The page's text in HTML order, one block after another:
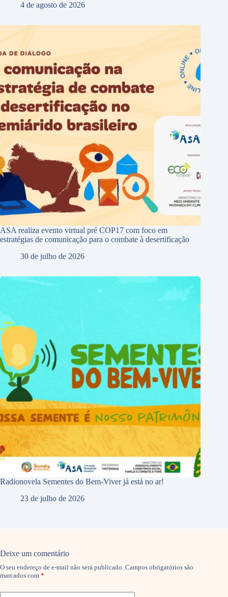
4 de agosto de 2026
ASA realiza evento virtual pré COP17 com foco em
estratégias de comunicação para o combate à desertificação
30 de julho de 2026
Radionovela Sementes do Bem-Viver já está no ar!
23 de julho de 2026
Deixe um comentário
O seu endereço de e-mail não será publicado. Campos obrigatórios são
marcados com *